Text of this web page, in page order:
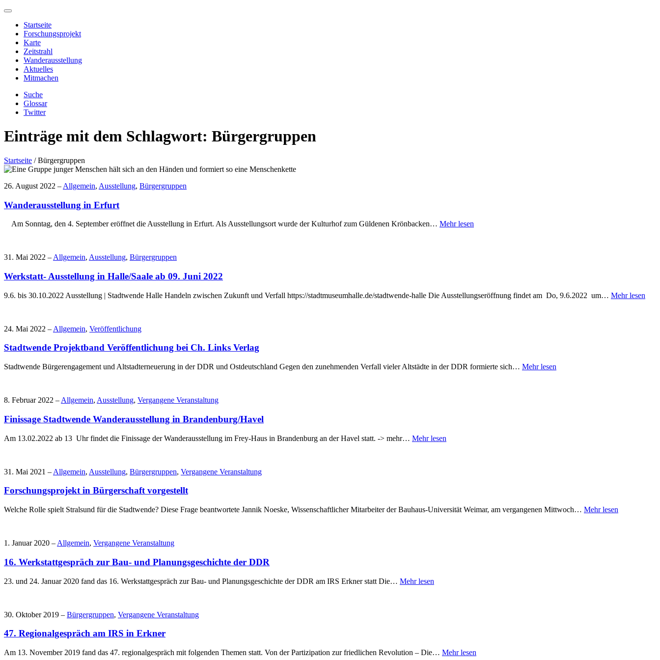
Startseite
Forschungsprojekt
Karte
Zeitstrahl
Wanderausstellung
Aktuelles
Mitmachen
Suche
Glossar
Twitter
Einträge mit dem Schlagwort: Bürgergruppen
Startseite /Bürgergruppen
26. August 2022 – Allgemein, Ausstellung, Bürgergruppen
Wanderausstellung in Erfurt
Am Sonntag, den 4. September eröffnet die Ausstellung in Erfurt. Als Ausstellungsort wurde der Kulturhof zum Güldenen Krönbacken… Mehr lesen
31. Mai 2022 – Allgemein, Ausstellung, Bürgergruppen
Werkstatt- Ausstellung in Halle/Saale ab 09. Juni 2022
9.6. bis 30.10.2022 Ausstellung | Stadtwende Halle Handeln zwischen Zukunft und Verfall https://stadtmuseumhalle.de/stadtwende-halle Die Ausstellungseröffnung findet am Do, 9.6.2022 um… Mehr lesen
24. Mai 2022 – Allgemein, Veröffentlichung
Stadtwende Projektband Veröffentlichung bei Ch. Links Verlag
Stadtwende Bürgerengagement und Altstadterneuerung in der DDR und Ostdeutschland Gegen den zunehmenden Verfall vieler Altstädte in der DDR formierte sich… Mehr lesen
8. Februar 2022 – Allgemein, Ausstellung, Vergangene Veranstaltung
Finissage Stadtwende Wanderausstellung in Brandenburg/Havel
Am 13.02.2022 ab 13 Uhr findet die Finissage der Wanderausstellung im Frey-Haus in Brandenburg an der Havel statt. -> mehr… Mehr lesen
31. Mai 2021 – Allgemein, Ausstellung, Bürgergruppen, Vergangene Veranstaltung
Forschungsprojekt in Bürgerschaft vorgestellt
Welche Rolle spielt Stralsund für die Stadtwende? Diese Frage beantwortete Jannik Noeske, Wissenschaftlicher Mitarbeiter der Bauhaus-Universität Weimar, am vergangenen Mittwoch… Mehr lesen
1. Januar 2020 – Allgemein, Vergangene Veranstaltung
16. Werkstattgespräch zur Bau- und Planungsgeschichte der DDR
23. und 24. Januar 2020 fand das 16. Werkstattgespräch zur Bau- und Planungsgeschichte der DDR am IRS Erkner statt Die… Mehr lesen
30. Oktober 2019 – Bürgergruppen, Vergangene Veranstaltung
47. Regionalgespräch am IRS in Erkner
Am 13. November 2019 fand das 47. regionalgespräch mit folgenden Themen statt. Von der Partizipation zur friedlichen Revolution – Die… Mehr lesen